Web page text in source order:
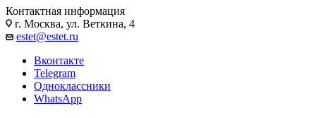
Контактная информация
г. Москва, ул. Веткина, 4
estet@estet.ru
Вконтакте
Telegram
Одноклассники
WhatsApp